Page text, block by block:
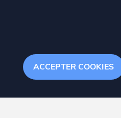
ACCEPTER COOKIES